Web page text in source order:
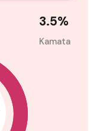
3.5%
Kamata